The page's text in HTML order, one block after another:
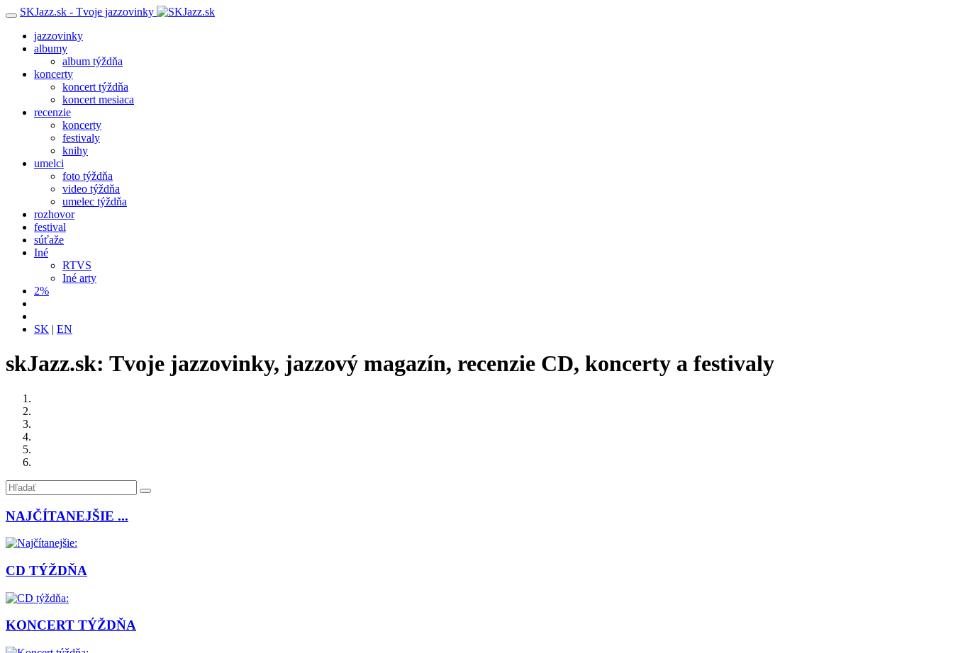
SKJazz.sk - Tvoje jazzovinky
jazzovinky
albumy
album týždňa
koncerty
koncert týždňa
koncert mesiaca
recenzie
koncerty
festivaly
knihy
umelci
foto týždňa
video týždňa
umelec týždňa
rozhovor
festival
súťaže
Iné
RTVS
Iné arty
2%
SK | EN
skJazz.sk: Tvoje jazzovinky, jazzový magazín, recenzie CD, koncerty a festivaly
NAJČÍTANEJŠIE ...
CD TÝŽDŇA
KONCERT TÝŽDŇA